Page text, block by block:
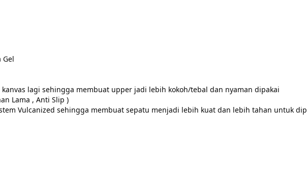
Gel
lagi sehingga membuat upper jadi lebih kokoh/tebal dan nyaman dipakai
Lama , Anti Slip )
Vulcanized sehingga membuat sepatu menjadi lebih kuat dan lebih tahan untuk